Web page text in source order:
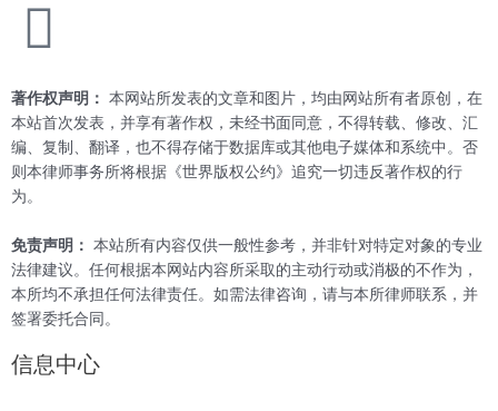
著作权声明： 本网站所发表的文章和图片，均由网站所有者原创，在
本站首次发表，并享有著作权，未经书面同意，不得转载、修改、汇
编、复制、翻译，也不得存储于数据库或其他电子媒体和系统中。否
则本律师事务所将根据《世界版权公约》追究一切违反著作权的行
为。
免责声明： 本站所有内容仅供一般性参考，并非针对特定对象的专业
法律建议。任何根据本网站内容所采取的主动行动或消极的不作为，
本所均不承担任何法律责任。如需法律咨询，请与本所律师联系，并
签署委托合同。
信息中心